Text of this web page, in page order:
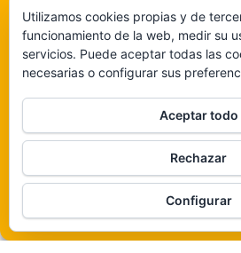
consentimiento puede afectar negativamente a
funciones.
De ninguna
Veámos que hay
Política de cookies
WordPress |
Utilizamos cookies propias y de
funcionamiento de la web, medir su
servicios. Puede aceptar todas las
necesarias o configurar sus
Aceptar todo
Rechazar
Configurar